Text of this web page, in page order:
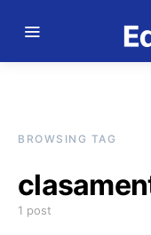
BROWSING TAG
1 post